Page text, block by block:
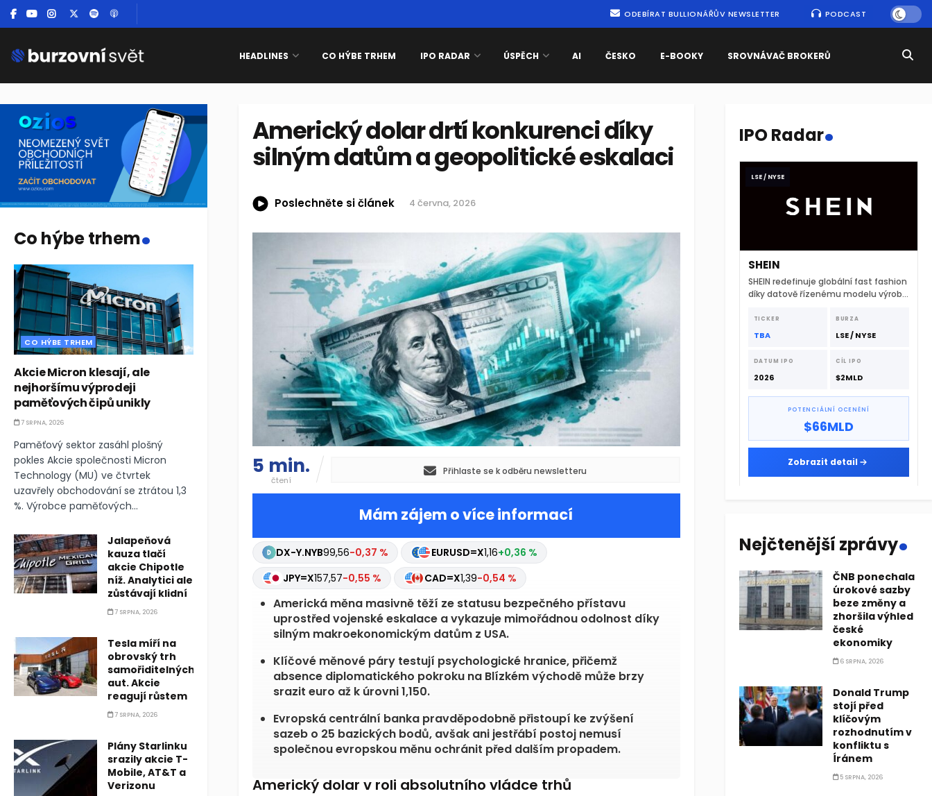
ODEBÍRAT BULLIONÁŘŮV NEWSLETTER PODCAST
HEADLINES CO HÝBE TRHEM IPO RADAR ÚSPĚCH AI ČESKO E-BOOKY SROVNÁVAČ BROKERŮ
Americký dolar drtí konkurenci díky
silným datům a geopolitické eskalaci
Poslechněte si článek 4 června, 2026
5 min.
čtení
Přihlaste se k odběru newsletteru
Mám zájem o více informací
DX-Y.NYB99,56-0,37 % EURUSD=X1,16+0,36 %
JPY=X157,57-0,55 % CAD=X1,39-0,54 %
Americká měna masivně těží ze statusu bezpečného přístavu
uprostřed vojenské eskalace a vykazuje mimořádnou odolnost díky
silným makroekonomickým datům z USA.
Klíčové měnové páry testují psychologické hranice, přičemž
absence diplomatického pokroku na Blízkém východě může brzy
srazit euro až k úrovni 1,150.
Evropská centrální banka pravděpodobně přistoupí ke zvýšení
sazeb o 25 bazických bodů, avšak ani jestřábí postoj nemusí
společnou evropskou měnu ochránit před dalším propadem.
Americký dolar v roli absolutního vládce trhů
Co hýbe trhem.
CO HÝBE TRHEM
Akcie Micron klesají, ale
nejhoršímu výprodeji
paměťových čipů unikly
7 SRPNA, 2026
Paměťový sektor zasáhl plošný
pokles Akcie společnosti Micron
Technology (MU) ve čtvrtek
uzavřely obchodování se ztrátou 1,3
%. Výrobce paměťových...
Jalapeňová
kauza tlačí
akcie Chipotle
níž. Analytici ale
zůstávají klidní
7 SRPNA, 2026
Tesla míří na
obrovský trh
samořiditelných
aut. Akcie
reagují růstem
7 SRPNA, 2026
Plány Starlinku
srazily akcie T-
Mobile, AT&T a
Verizonu
IPO Radar.
LSE / NYSE
SHEIN
SHEIN redefinuje globální fast fashion
díky datově řízenému modelu výroby
dodavatelskému řetězci.
TICKER
TBA
BURZA
LSE / NYSE
DATUM IPO
2026
CÍL IPO
$2MLD
POTENCIÁLNÍ OCENĚNÍ
$66MLD
Zobrazit detail
Nejčtenější zprávy.
ČNB ponechala
úrokové sazby
beze změny a
zhoršila výhled
české
ekonomiky
6 SRPNA, 2026
Donald Trump
stojí před
klíčovým
rozhodnutím v
konfliktu s
Íránem
5 SRPNA, 2026